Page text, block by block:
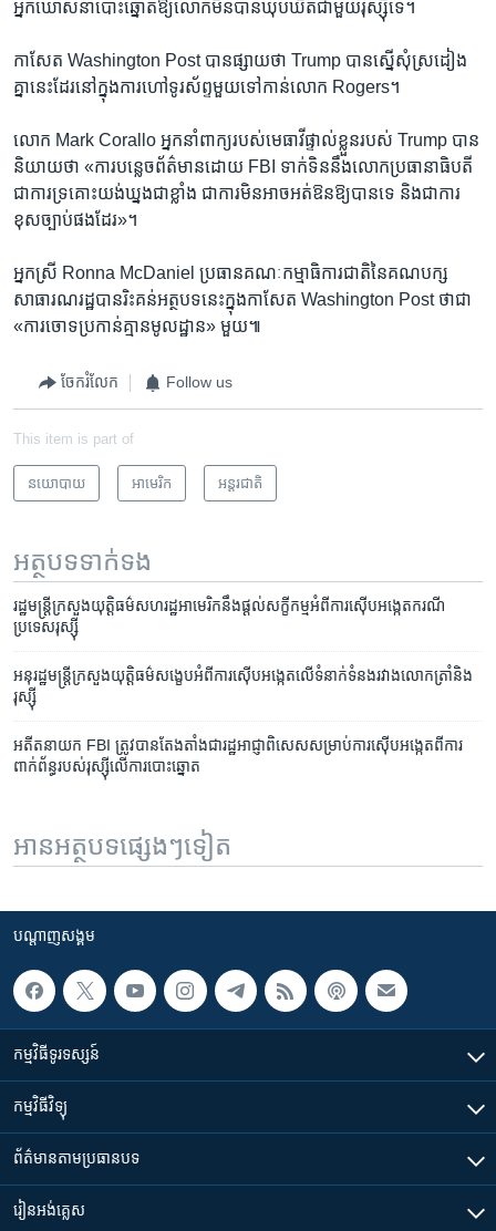
អ្នក​ឃោសនា​បោះឆ្នោតឱ្យ​លោក​មិន​បាន​ឃុបឃិត​ជាមួយ​រុស្ស៊ី​ទេ។
កាសែត​ Washington Post បាន​ផ្សាយ​ថា​ Trump បាន​ស្នើសុំ​ស្រដៀង​
គ្នា​នេះ​ដែរ​នៅ​ក្នុង​ការ​ហៅ​ទូរស័ព្ទ​មួយ​ទៅ​កាន់​លោក Rogers។​
លោក Mark Corallo អ្នក​នាំ​ពាក្យ​របស់​មេធាវី​ផ្ទាល់​ខ្លួន​របស់​ Trump បាន​
និយាយ​ថា «ការ​បន្លេច​ព័ត៌មាន​ដោយ​ FBI ទាក់ទិន​នឹង​លោក​ប្រធានាធិបតី​
ជា​ការ​ទ្រគោះយង់ឃ្នង​ជាខ្លាំង ជា​ការ​មិន​អាច​អត់ឱន​ឱ្យ​បាន​ទេ និង​ជា​ការ​
ខុស​ច្បាប់​ផង​ដែរ»។
អ្នកស្រី​ Ronna McDaniel ប្រធាន​គណៈកម្មាធិការ​ជាតិ​នៃ​គណបក្ស​
សាធារណរដ្ឋ​បាន​រិះគន់​អត្ថបទ​នេះ​ក្នុង​កាសែត Washington Post ថា​ជា​
«ការ​ចោទ​ប្រកាន់​គ្មាន​មូលដ្ឋាន» មួយ៕
ចែករំលែក Follow us
This item is part of
នយោបាយ អាមេរិក​ អន្តរជាតិ
អត្ថបទ​ទាក់ទង
រដ្ឋមន្ត្រី​ក្រសួង​យុត្តិធម៌​សហរដ្ឋ​អាមេរិក​នឹង​ផ្ដល់​សក្ខីកម្ម​អំពី​ការ​ស៊ើប​អង្កេត​ករណី​
ប្រទេស​រុស្ស៊ី
អនុរដ្ឋមន្ត្រី​ក្រសួង​យុត្តិធម៌​​សង្ខេប​អំពី​ការ​ស៊ើប​អង្កេត​លើ​ទំនាក់​ទំនង​រវាង​លោក​ត្រាំ​និង​
រុស្ស៊ី
អតីត​នាយក​ FBI ត្រូវ​បាន​តែងតាំង​ជា​រដ្ឋអាជ្ញា​ពិសេស​សម្រាប់​ការ​ស៊ើបអង្កេត​ពី​ការ​
ពាក់ព័ន្ធ​របស់​រុស្ស៊ី​លើ​ការ​បោះឆ្នោត
អានអត្ថបទផ្សេងៗទៀត
បណ្តាញ​សង្គម
កម្មវិធី​ទូរទស្សន៍
កម្មវិធី​វិទ្យុ
ព័ត៌មាន​តាមប្រធានបទ​
រៀន​​អង់គ្លេស